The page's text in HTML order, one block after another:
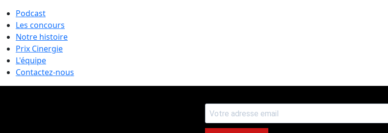
Podcast
Les concours
Notre histoire
Prix Cinergie
L'équipe
Contactez-nous